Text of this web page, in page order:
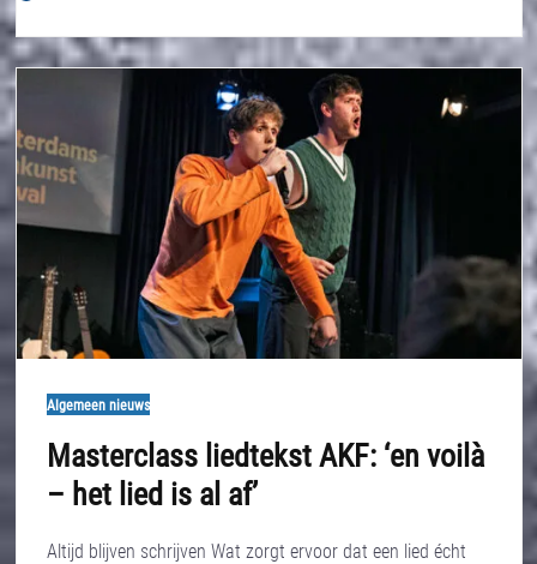
Algemeen nieuws
Masterclass liedtekst AKF: ‘en voilà
– het lied is al af’
Altijd blijven schrijven Wat zorgt ervoor dat een lied écht